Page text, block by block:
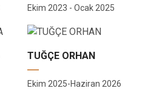
Ekim 2023 - Ocak 2025
TUĞÇE ORHAN
Ekim 2025-Haziran 2026